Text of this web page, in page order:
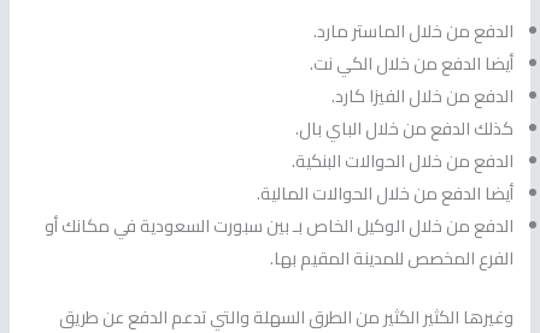
الدفع من خلال الماستر مارد.
أيضا الدفع من خلال الكي نت.
الدفع من خلال الفيزا كارد.
كذلك الدفع من خلال الباي بال.
الدفع من خلال الحوالات البنكية.
أيضا الدفع من خلال الحوالات المالية.
الدفع من خلال الوكيل الخاص بـ بين سبورت السعودية في مكانك أو
الفرع المخصص للمدينة المقيم بها.
وغيرها الكثير الكثير من الطرق السهلة والتي تدعم الدفع عن طريق